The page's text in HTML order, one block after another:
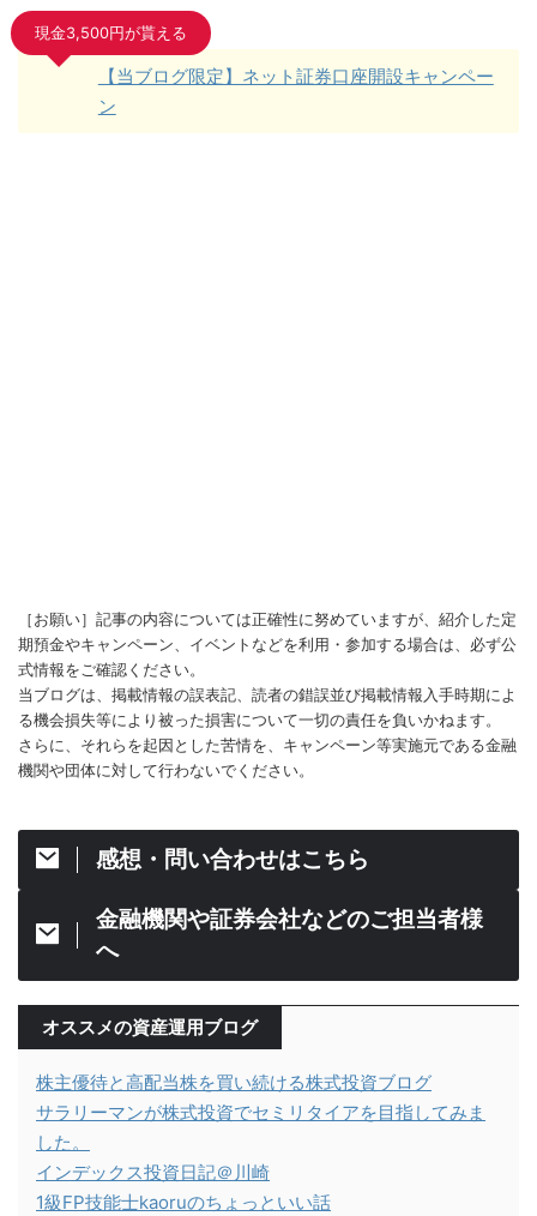
現金3,500円が貰える
【当ブログ限定】ネット証券口座開設キャンペー
ン
［お願い］記事の内容については正確性に努めていますが、紹介した定
期預金やキャンペーン、イベントなどを利用・参加する場合は、必ず公
式情報をご確認ください。
当ブログは、掲載情報の誤表記、読者の錯誤並び掲載情報入手時期によ
る機会損失等により被った損害について一切の責任を負いかねます。
さらに、それらを起因とした苦情を、キャンペーン等実施元である金融
機関や団体に対して行わないでください。
感想・問い合わせはこちら
金融機関や証券会社などのご担当者様
へ
オススメの資産運用ブログ
株主優待と高配当株を買い続ける株式投資ブログ
サラリーマンが株式投資でセミリタイアを目指してみま
した。
インデックス投資日記＠川崎
1級FP技能士kaoruのちょっといい話